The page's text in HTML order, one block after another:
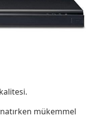
mükemmel